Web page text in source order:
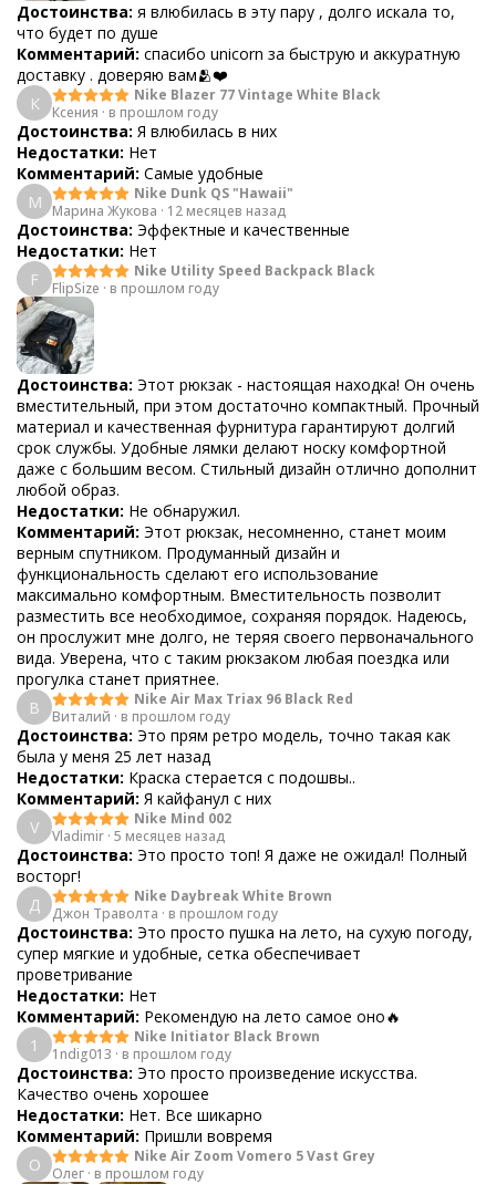
Достоинства: я влюбилась в эту пару , долго искала то,
что будет по душе
Комментарий: спасибо unicorn за быструю и аккуратную
доставку . доверяю вам🫂❤️
К
Nike Blazer 77 Vintage White Black
Ксения · в прошлом году
Достоинства: Я влюбилась в них
Недостатки: Нет
Комментарий: Самые удобные
М
Nike Dunk QS "Hawaii"
Марина Жукова · 12 месяцев назад
Достоинства: Эффектные и качественные
Недостатки: Нет
F
Nike Utility Speed Backpack Black
FlipSize · в прошлом году
Достоинства: Этот рюкзак - настоящая находка! Он очень
вместительный, при этом достаточно компактный. Прочный
материал и качественная фурнитура гарантируют долгий
срок службы. Удобные лямки делают носку комфортной
даже с большим весом. Стильный дизайн отлично дополнит
любой образ.
Недостатки: Не обнаружил.
Комментарий: Этот рюкзак, несомненно, станет моим
верным спутником. Продуманный дизайн и
функциональность сделают его использование
максимально комфортным. Вместительность позволит
разместить все необходимое, сохраняя порядок. Надеюсь,
он прослужит мне долго, не теряя своего первоначального
вида. Уверена, что с таким рюкзаком любая поездка или
прогулка станет приятнее.
В
Nike Air Max Triax 96 Black Red
Виталий · в прошлом году
Достоинства: Это прям ретро модель, точно такая как
была у меня 25 лет назад
Недостатки: Краска стерается с подошвы..
Комментарий: Я кайфанул с них
V
Nike Mind 002
Vladimir · 5 месяцев назад
Достоинства: Это просто топ! Я даже не ожидал! Полный
восторг!
Д
Nike Daybreak White Brown
Джон Траволта · в прошлом году
Достоинства: Это просто пушка на лето, на сухую погоду,
супер мягкие и удобные, сетка обеспечивает
проветривание
Недостатки: Нет
Комментарий: Рекомендую на лето самое оно🔥
1
Nike Initiator Black Brown
1ndig013 · в прошлом году
Достоинства: Это просто произведение искусства.
Качество очень хорошее
Недостатки: Нет. Все шикарно
Комментарий: Пришли вовремя
О
Nike Air Zoom Vomero 5 Vast Grey
Олег · в прошлом году